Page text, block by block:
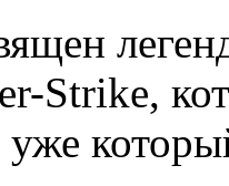
Strike,
уже